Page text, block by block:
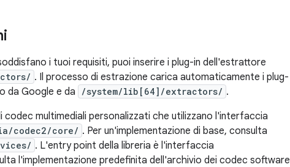
i tuoi requisiti, puoi inserire i plug-in dell'estrattore
. Il processo di estrazione carica automaticamente i plug-
da Google e da
/system/lib[64]/extractors/ .
multimediali personalizzati che utilizzano l'interfaccia
codec2/core/ . Per un'implementazione di base, consulta
. L'entry point della libreria è l'interfaccia
l'implementazione predefinita dell'archivio dei codec software